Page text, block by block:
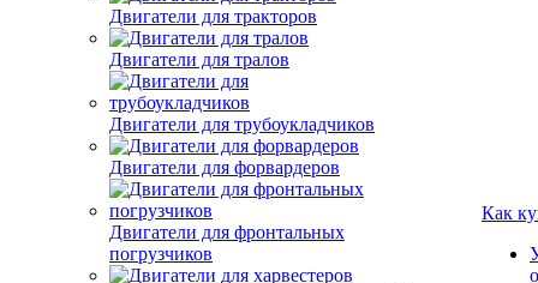
Двигатели для тракторов
Двигатели для тралов
Двигатели для трубоукладчиков
Двигатели для форвардеров
Двигатели для фронтальных
погрузчиков
Как